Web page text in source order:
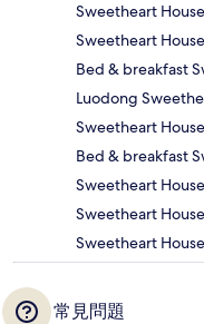
Sweetheart
Sweetheart
Bed & breakfast
Luodong
Sweetheart
Bed & breakfast
Sweetheart
Sweetheart
Sweetheart
常見問題